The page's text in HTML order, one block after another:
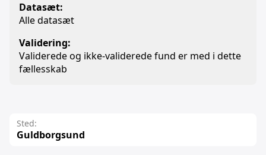
Datasæt:
Alle datasæt
Validering:
Validerede og ikke-validerede fund er med i dette
fællesskab
Sted:
Guldborgsund